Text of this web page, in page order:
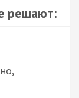
решают: